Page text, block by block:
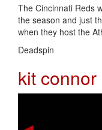
The Cincinnati Reds
the season and just
when they host the
Deadspin
kit connor